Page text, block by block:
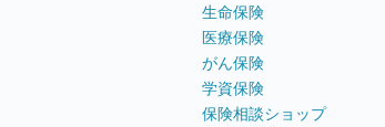
生命保険
医療保険
がん保険
学資保険
保険相談ショップ